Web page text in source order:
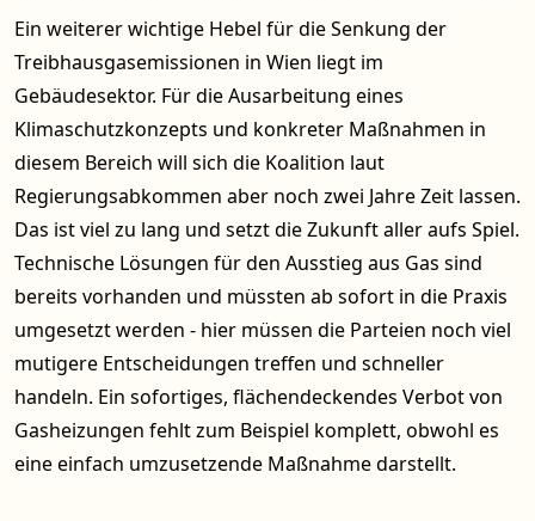
Ein weiterer wichtige Hebel für die Senkung der
Treibhausgasemissionen in Wien liegt im
Gebäudesektor. Für die Ausarbeitung eines
Klimaschutzkonzepts und konkreter Maßnahmen in
diesem Bereich will sich die Koalition laut
Regierungsabkommen aber noch zwei Jahre Zeit lassen.
Das ist viel zu lang und setzt die Zukunft aller aufs Spiel.
Technische Lösungen für den Ausstieg aus Gas sind
bereits vorhanden und müssten ab sofort in die Praxis
umgesetzt werden - hier müssen die Parteien noch viel
mutigere Entscheidungen treffen und schneller
handeln. Ein sofortiges, flächendeckendes Verbot von
Gasheizungen fehlt zum Beispiel komplett, obwohl es
eine einfach umzusetzende Maßnahme darstellt.